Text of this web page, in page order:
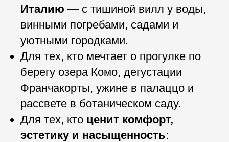
Италию — с тишиной вилл у воды,
винными погребами, садами и
уютными городками.
Для тех, кто мечтает о прогулке по
берегу озера Комо, дегустации
Франчакорты, ужине в палаццо и
рассвете в ботаническом саду.
Для тех, кто ценит комфорт,
эстетику и насыщенность: